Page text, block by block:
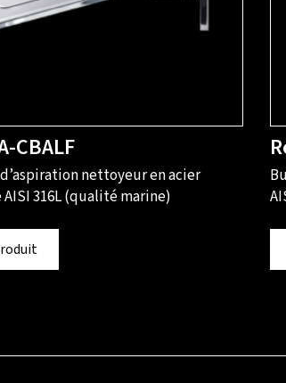
CBALF
nettoyeur en acier
316L (qualité marine)